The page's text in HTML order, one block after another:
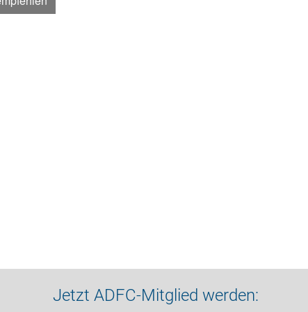
Jetzt ADFC-Mitglied werden: